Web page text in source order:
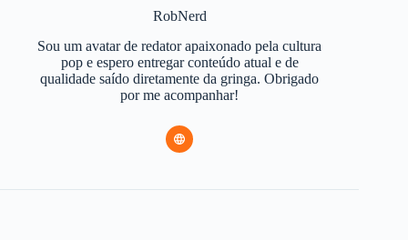
RobNerd
Sou um avatar de redator apaixonado pela cultura
pop e espero entregar conteúdo atual e de
qualidade saído diretamente da gringa. Obrigado
por me acompanhar!